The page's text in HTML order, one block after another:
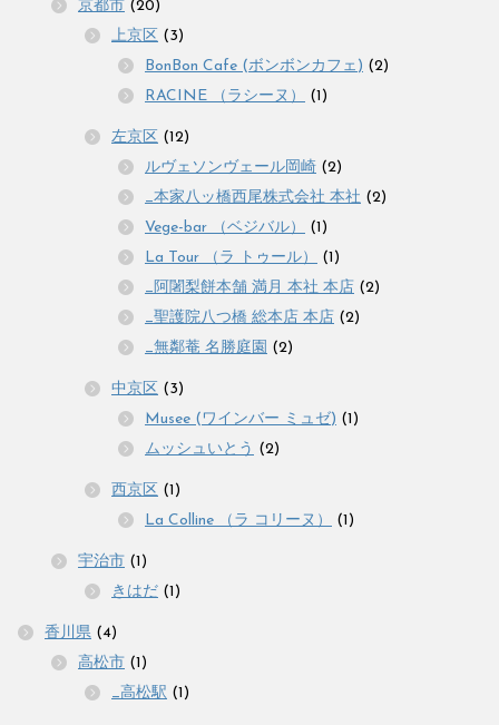
京都市 (20)
上京区 (3)
BonBon Cafe (ボンボンカフェ) (2)
RACINE （ラシーヌ）
(1)
左京区 (12)
ルヴェソンヴェール岡崎 (2)
_本家八ッ橋西尾株式会社 本社 (2)
Vege-bar （ベジバル）
(1)
La Tour （ラ トゥール）
(1)
_阿闍梨餅本舗 満月 本社 本店 (2)
_聖護院八つ橋 総本店 本店 (2)
_無鄰菴 名勝庭園 (2)
中京区 (3)
Musee (ワインバー ミュゼ) (1)
ムッシュいとう (2)
西京区 (1)
La Colline （ラ コリーヌ）
(1)
宇治市 (1)
きはだ (1)
香川県 (4)
高松市 (1)
_高松駅 (1)